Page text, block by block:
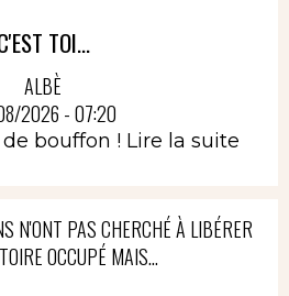
TOI...
ALBÈ
2026 - 07:20
de bouffon ! Lire la suite
N'ONT PAS CHERCHÉ À LIBÉRER
OCCUPÉ MAIS...